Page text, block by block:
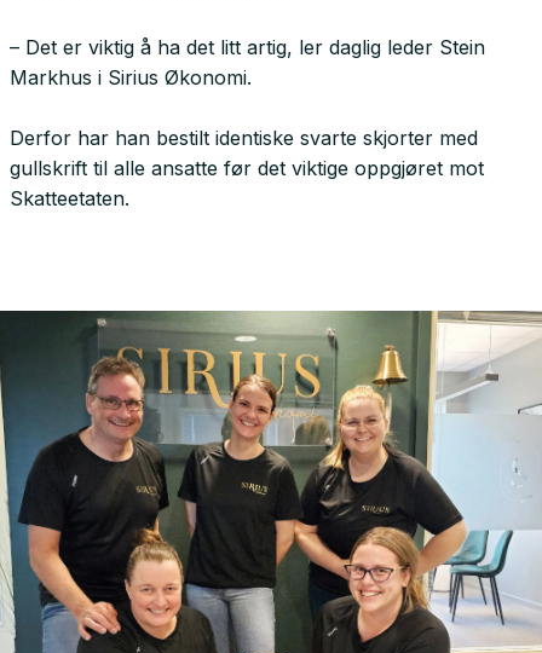
– Det er viktig å ha det litt artig, ler daglig leder Stein
Markhus i Sirius Økonomi.
Derfor har han bestilt identiske svarte skjorter med
gullskrift til alle ansatte før det viktige oppgjøret mot
Skatteetaten.